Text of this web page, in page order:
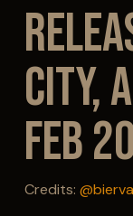
City,
feb
Credits: